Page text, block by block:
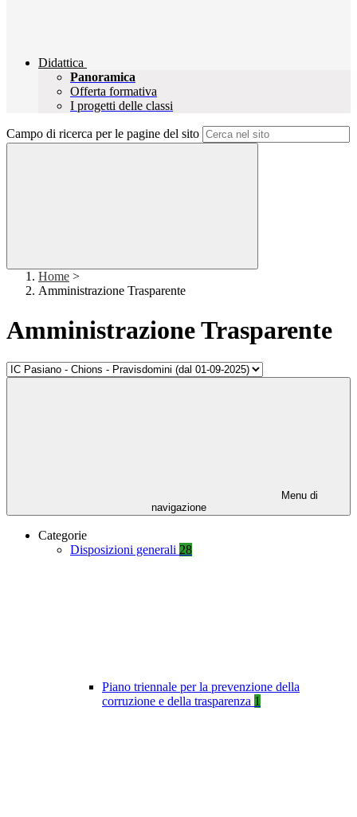
Didattica
Panoramica
Offerta formativa
I progetti delle classi
Campo di ricerca per le pagine del sito
Home >
Amministrazione Trasparente
Amministrazione Trasparente
Menu di
navigazione
Categorie
Disposizioni generali 28
Piano triennale per la prevenzione della
corruzione e della trasparenza 1